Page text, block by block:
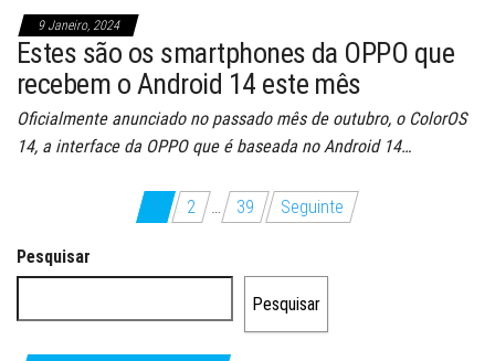
9 Janeiro, 2024
Estes são os smartphones da OPPO que
recebem o Android 14 este mês
Oficialmente anunciado no passado mês de outubro, o ColorOS
14, a interface da OPPO que é baseada no Android 14…
Paginação
dos
conteúdos
1 2 39 Seguinte
Pesquisar
Pesquisar